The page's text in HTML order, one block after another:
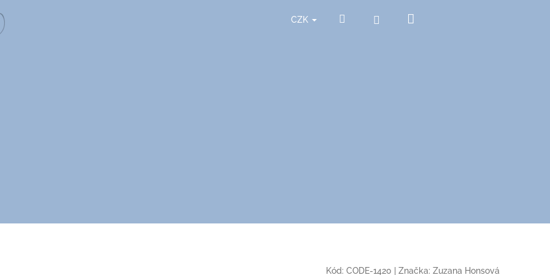
CZK Hledat Přihlášení
Kód: CODE-1420 Značka: Zuzana Honsová